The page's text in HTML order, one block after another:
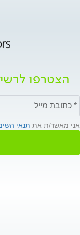
הצטרפו
אני מאשר/ת את תנאי